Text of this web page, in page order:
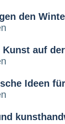
den
Kunst auf
Ideen